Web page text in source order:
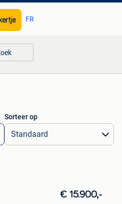
FR
Sorteer op
€ 15.900,-